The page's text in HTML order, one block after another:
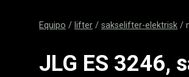
Equipo / lifter / sakselifter-elektrisk /
JLG ES 3246,